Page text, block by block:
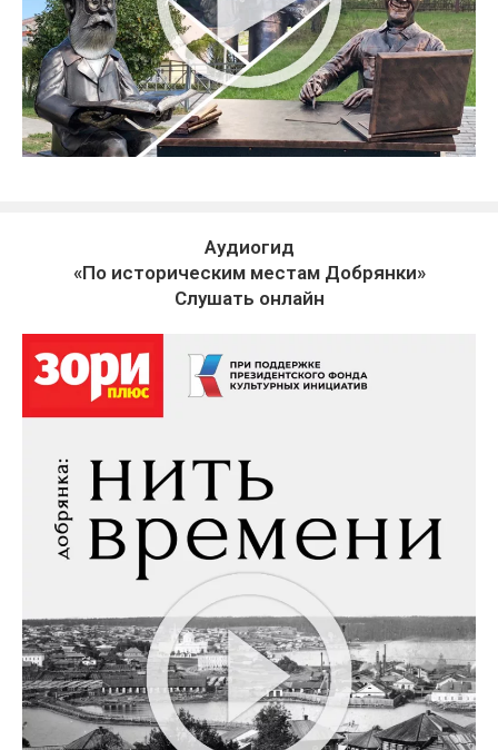
Аудиогид
«По историческим местам Добрянки»
Слушать онлайн